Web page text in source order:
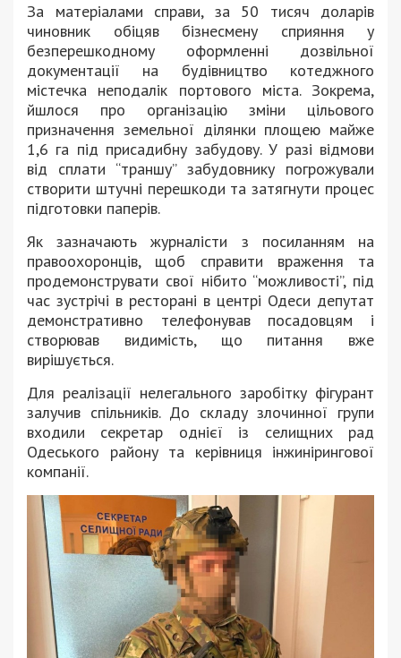
За матеріалами справи, за 50 тисяч доларів
чиновник обіцяв бізнесмену сприяння у
безперешкодному оформленні дозвільної
документації на будівництво котеджного
містечка неподалік портового міста. Зокрема,
йшлося про організацію зміни цільового
призначення земельної ділянки площею майже
1,6 га під присадибну забудову. У разі відмови
від сплати “траншу” забудовнику погрожували
створити штучні перешкоди та затягнути процес
підготовки паперів.
Як зазначають журналісти з посиланням на
правоохоронців, щоб справити враження та
продемонструвати свої нібито “можливості”, під
час зустрічі в ресторані в центрі Одеси депутат
демонстративно телефонував посадовцям і
створював видимість, що питання вже
вирішується.
Для реалізації нелегального заробітку фігурант
залучив спільників. До складу злочинної групи
входили секретар однієї із селищних рад
Одеського району та керівниця інжинірингової
компанії.